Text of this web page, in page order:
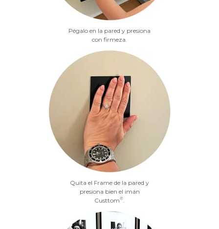
Pégalo en la pared y presiona
con firmeza.
Quita el Frame de la pared y
presiona bien el imán
Custtom®